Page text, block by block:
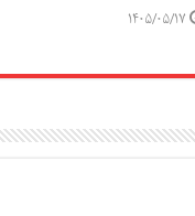
۱۴۰۵/۰۵/۱۷